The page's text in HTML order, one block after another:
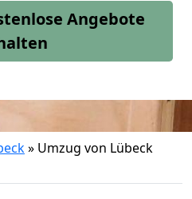
Angebote
» Umzug von Lübeck